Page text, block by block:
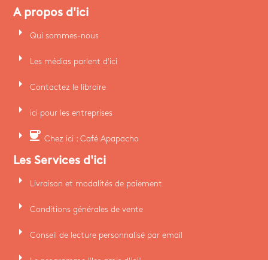
A propos d'ici
arrow_right Qui sommes-nous
arrow_right Les médias parlent d'ici
arrow_right Contactez le libraire
arrow_right ici pour les entreprises
arrow_right coffee Chez ici : Café Apapacho
Les Services d'ici
arrow_right Livraison et modalités de paiement
arrow_right Conditions générales de vente
arrow_right Conseil de lecture personnalisé par email